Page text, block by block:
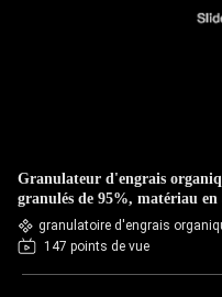
Granulateur d'engrais
granulés de 95%, matériau
12 mois
granulatoire d'engrais
147 points de vue